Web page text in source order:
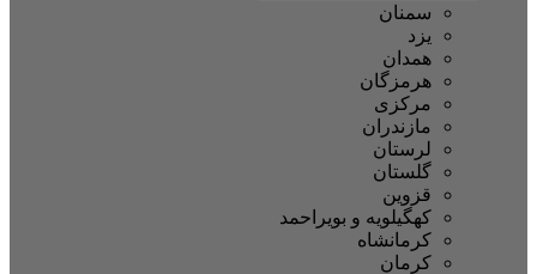
سمنان
یزد
همدان
هرمزگان
مرکزی
مازندران
لرستان
گلستان
قزوین
کهگیلویه و بویراحمد
کرمانشاه
کرمان